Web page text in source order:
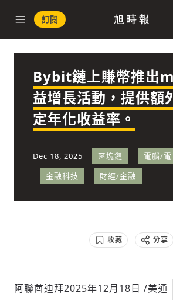
訂閱
快速連結
政治
經濟
科技
Bybit鏈上賺幣推出
益增長活動，提供額
定年化收益率。
Dec 18, 2025 區塊鏈
電腦/電
金融科技
財經/金融
收藏 分享
阿聯酋迪拜2025年12月18日 /美通